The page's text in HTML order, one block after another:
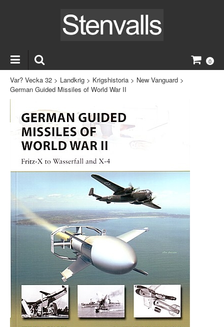
0
Var? Vecka 32 > Landkrig > Krigshistoria > New Vanguard >
German Guided Missiles of World War II